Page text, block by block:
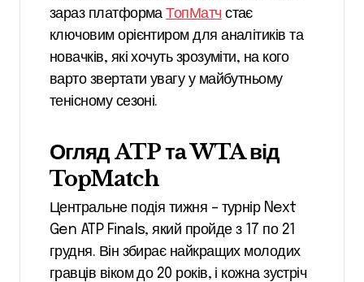
зараз платформаТопМатчстає
ключовим орієнтиром для аналітиків та
новачків, які хочуть зрозуміти, на кого
варто звертати увагу у майбутньому
тенісному сезоні.
Огляд ATP та WTA від
TopMatch
Центральне подія тижня – турнір Next
Gen ATP Finals, який пройде з 17 по 21
грудня. Він збирає найкращих молодих
гравців віком до 20 років, і кожна зустріч